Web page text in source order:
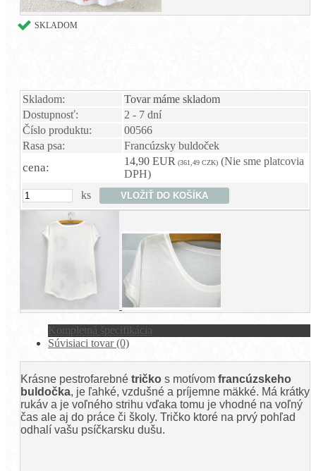
SKLADOM
Skladom:
Tovar máme skladom
Dostupnosť:
2 - 7 dní
Číslo produktu:
00566
Rasa psa:
Francúzsky buldoček
cena: 14,90 EUR (361,49 CZK) (Nie sme platcovia
DPH)
ks
Kompletná špecifikácia
Súvisiaci tovar (0)
Krásne pestrofarebné tričko s motívom francúzskeho
buldočka, je ľahké, vzdušné a príjemne mäkké. Má krátky
rukáv a je voľného strihu vďaka tomu je vhodné na voľný
čas ale aj do práce či školy. Tričko ktoré na prvý pohľad
odhalí vašu psíčkarsku dušu.